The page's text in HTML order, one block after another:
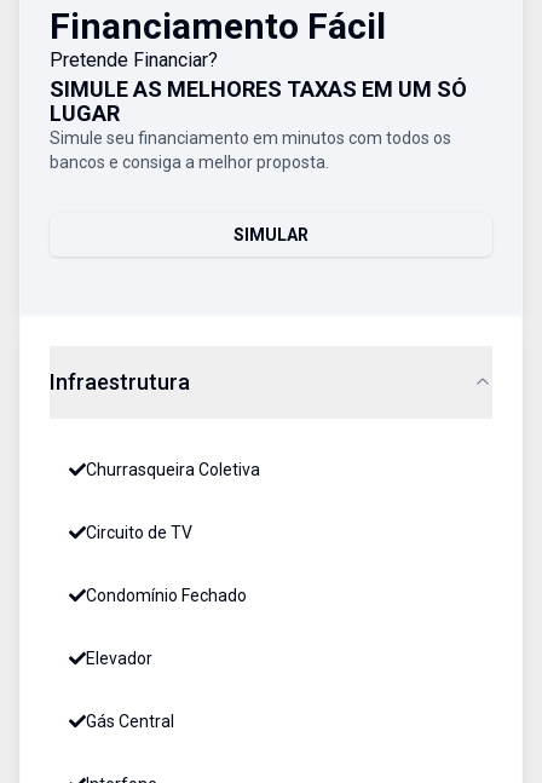
Financiamento Fácil
Pretende Financiar?
SIMULE AS MELHORES TAXAS EM UM SÓ
LUGAR
Simule seu financiamento em minutos com todos os
bancos e consiga a melhor proposta.
SIMULAR
Infraestrutura
Churrasqueira Coletiva
Circuito de TV
Condomínio Fechado
Elevador
Gás Central